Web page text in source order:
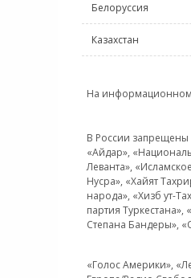
Белоруссия
Казахстан
На информационном
В России запрещены
«Айдар»,
Леванта»,
Нусра», «Хайят
народа», «Хизб ут-
партия
Степана Бандеры»,
«Голос Америки»,